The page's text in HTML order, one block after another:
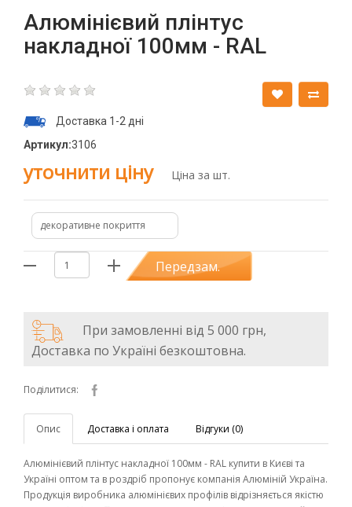
Алюмінієвий плінтус
накладної 100мм - RAL
Доставка 1-2 дні
Артикул:3106
уточнити ціну Ціна за шт.
декоративне покриття
Передзам.
При замовленні від 5 000 грн,
Доставка по Україні безкоштовна.
Поділитися:
Опис Доставка і оплата Відгуки (0)
Алюмінієвий плінтус накладної 100мм - RAL купити в Києві та
Україні оптом та в роздріб пропонує компанія Алюміній Україна.
Продукція виробника алюмінієвих профілів відрізняється якістю